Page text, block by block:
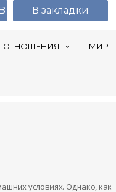
ОТНОШЕНИЯ МИР
условиях. Однако, как
В закладки